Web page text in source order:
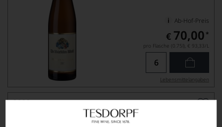
Ab-Hof-Preis
€ 70,00 *
pro Flasche (0.75l), € 93,33/L
Lebensmittel­angaben
2022
Reiterpfad G.C. Riesling